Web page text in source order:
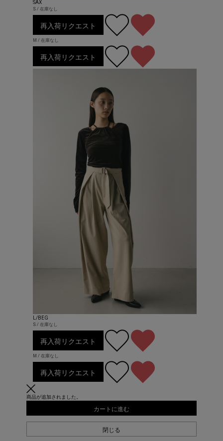
SAX
S / 在庫なし
再入荷リクエスト
M / 在庫なし
再入荷リクエスト
L/BEG
S / 在庫なし
再入荷リクエスト
M / 在庫なし
再入荷リクエスト
商品が追加されました。
カートに進む
閉じる